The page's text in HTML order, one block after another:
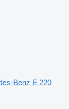
Benz E 220